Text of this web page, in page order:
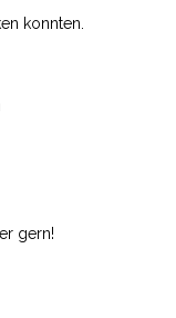
konnten.
gern!